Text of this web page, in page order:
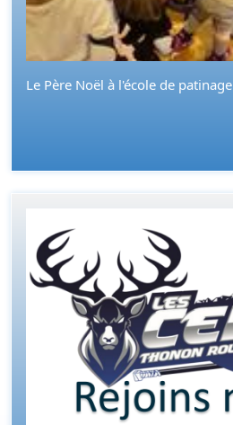
Le Père Noël à l'école de patinage